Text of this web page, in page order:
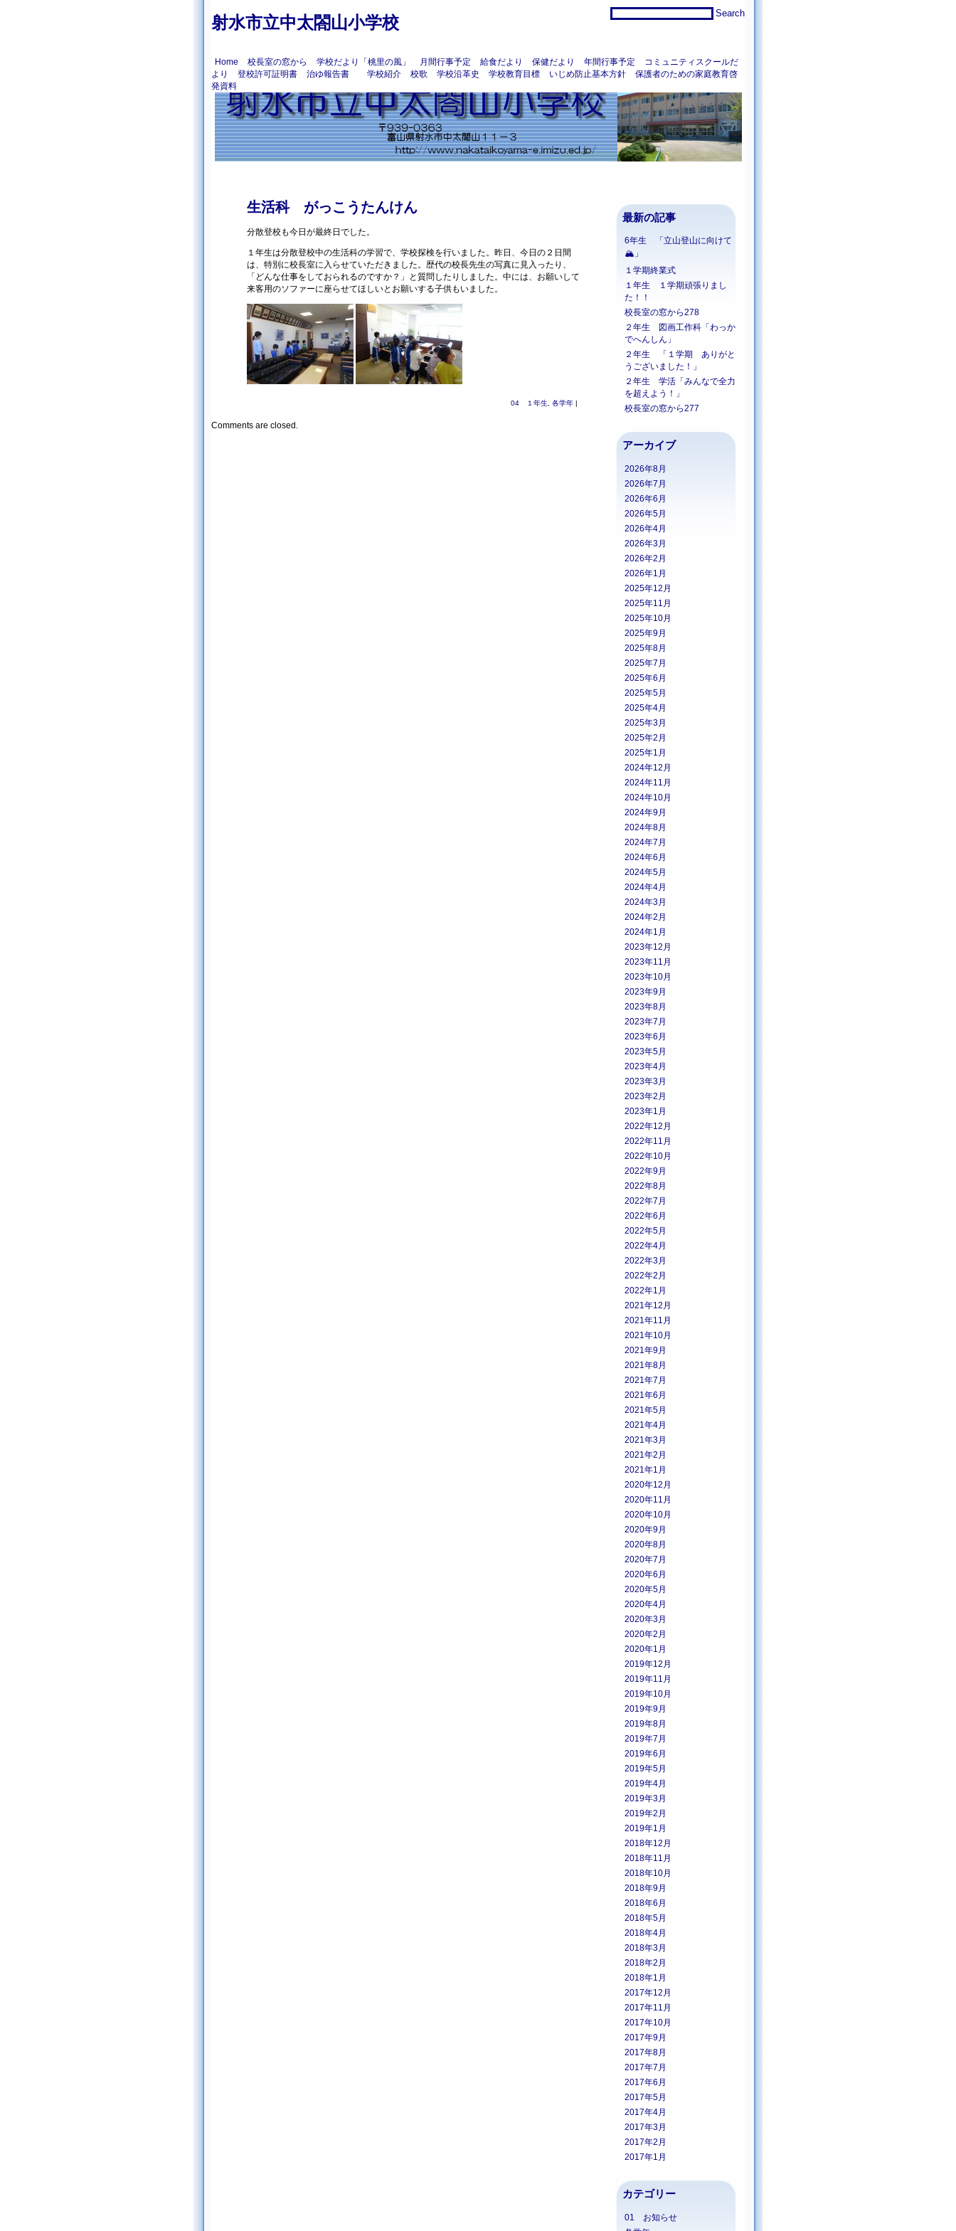
射水市立中太閤山小学校
Home 校長室の窓から 学校だより「桃里の風」 月間行事予定 給食だより 保健だより 年間行事予定
コミュニティスクールだ
より
登校許可証明書 治ゆ報告書 学校紹介 校歌 学校沿革史 学校教育目標 いじめ防止基本方針
保護者のための家庭教育啓
発資料
最新の記事
6年生 「立山登山に向けて
🏔」
１学期終業式
１年生 １学期頑張りまし
た！！
校長室の窓から278
２年生 図画工作科「わっか
でへんしん」
２年生 「１学期 ありがと
うございました！」
２年生 学活「みんなで全力
を超えよう！」
校長室の窓から277
アーカイブ
2026年8月
2026年7月
2026年6月
2026年5月
2026年4月
2026年3月
2026年2月
2026年1月
2025年12月
2025年11月
2025年10月
2025年9月
2025年8月
2025年7月
2025年6月
2025年5月
2025年4月
2025年3月
2025年2月
2025年1月
2024年12月
2024年11月
2024年10月
2024年9月
2024年8月
2024年7月
2024年6月
2024年5月
2024年4月
2024年3月
2024年2月
2024年1月
2023年12月
2023年11月
2023年10月
2023年9月
2023年8月
2023年7月
2023年6月
2023年5月
2023年4月
2023年3月
2023年2月
2023年1月
2022年12月
2022年11月
2022年10月
2022年9月
2022年8月
2022年7月
2022年6月
2022年5月
2022年4月
2022年3月
2022年2月
2022年1月
2021年12月
2021年11月
2021年10月
2021年9月
2021年8月
2021年7月
2021年6月
2021年5月
2021年4月
2021年3月
2021年2月
2021年1月
2020年12月
2020年11月
2020年10月
2020年9月
2020年8月
2020年7月
2020年6月
2020年5月
2020年4月
2020年3月
2020年2月
2020年1月
2019年12月
2019年11月
2019年10月
2019年9月
2019年8月
2019年7月
2019年6月
2019年5月
2019年4月
2019年3月
2019年2月
2019年1月
2018年12月
2018年11月
2018年10月
2018年9月
2018年6月
2018年5月
2018年4月
2018年3月
2018年2月
2018年1月
2017年12月
2017年11月
2017年10月
2017年9月
2017年8月
2017年7月
2017年6月
2017年5月
2017年4月
2017年3月
2017年2月
2017年1月
カテゴリー
01 お知らせ
生活科 がっこうたんけん
分散登校も今日が最終日でした。
１年生は分散登校中の生活科の学習で、学校探検を行いました。昨日、今日の２日間
は、特別に校長室に入らせていただきました。歴代の校長先生の写真に見入ったり、
「どんな仕事をしておられるのですか？」と質問したりしました。中には、お願いして
来客用のソファーに座らせてほしいとお願いする子供もいました。
04 １年生 各学年 |
Comments are closed.